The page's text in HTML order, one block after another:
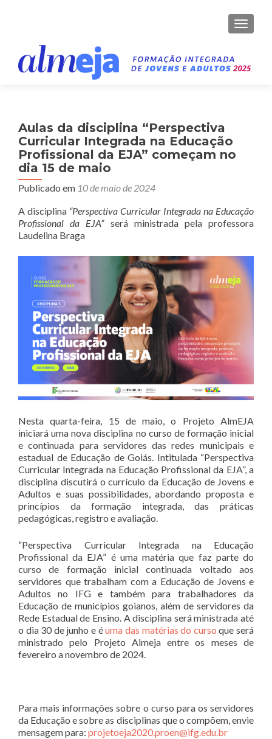
Aulas da disciplina “Perspectiva
Curricular Integrada na Educação
Profissional da EJA” começam no
dia 15 de maio
Publicado em 10 de maio de 2024
A disciplina “Perspectiva Curricular Integrada na Educação
Profissional da EJA”será ministrada pela professora
Laudelina Braga
Nesta quarta-feira, 15 de maio, o Projeto AlmEJA
iniciará uma nova disciplina no curso de formação inicial
e continuada para servidores das redes municipais e
estadual de Educação de Goiás. Intitulada “Perspectiva
Curricular Integrada na Educação Profissional da EJA”, a
disciplina discutirá o currículo da Educação de Jovens e
Adultos e suas possibilidades, abordando proposta e
princípios da formação integrada, das práticas
pedagógicas, registro e avaliação.
“Perspectiva Curricular Integrada na Educação
Profissional da EJA” é uma matéria que faz parte do
curso de formação inicial continuada voltado aos
servidores que trabalham com a Educação de Jovens e
Adultos no IFG e também para trabalhadores da
Educação de municípios goianos, além de servidores da
Rede Estadual de Ensino. A disciplina será ministrada até
o dia 30 de junho e éuma das matérias do cursoque será
ministrado pelo Projeto Almeja entre os meses de
fevereiro a novembro de 2024.
Para mais informações sobre o curso para os servidores
da Educação e sobre as disciplinas que o compõem, envie
mensagem para: projetoeja2020.proen@ifg.edu.br